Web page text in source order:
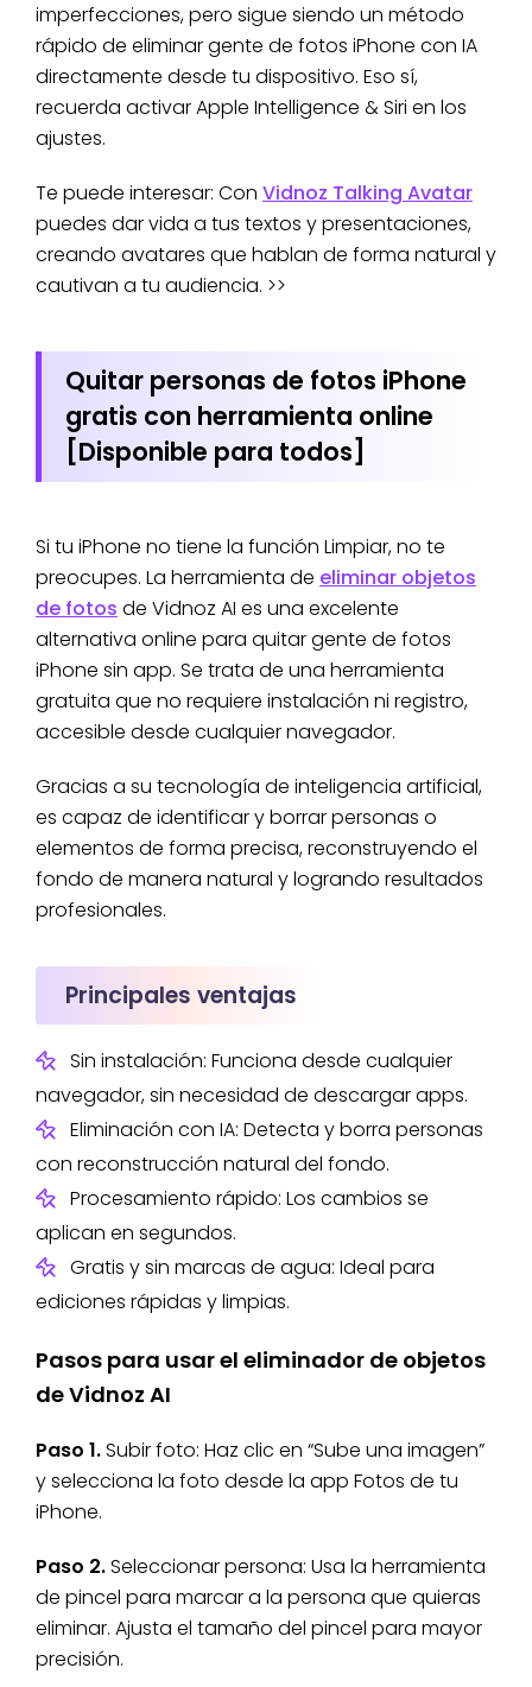
imperfecciones, pero sigue siendo un método
rápido de eliminar gente de fotos iPhone con IA
directamente desde tu dispositivo. Eso sí,
recuerda activar Apple Intelligence & Siri en los
ajustes.
Te puede interesar: Con Vidnoz Talking Avatar
puedes dar vida a tus textos y presentaciones,
creando avatares que hablan de forma natural y
cautivan a tu audiencia. >>
Quitar personas de fotos iPhone
gratis con herramienta online
[Disponible para todos]
Si tu iPhone no tiene la función Limpiar, no te
preocupes. La herramienta de eliminar objetos
de fotos de Vidnoz AI es una excelente
alternativa online para quitar gente de fotos
iPhone sin app. Se trata de una herramienta
gratuita que no requiere instalación ni registro,
accesible desde cualquier navegador.
Gracias a su tecnología de inteligencia artificial,
es capaz de identificar y borrar personas o
elementos de forma precisa, reconstruyendo el
fondo de manera natural y logrando resultados
profesionales.
Principales ventajas
Sin instalación: Funciona desde cualquier
navegador, sin necesidad de descargar apps.
Eliminación con IA: Detecta y borra personas
con reconstrucción natural del fondo.
Procesamiento rápido: Los cambios se
aplican en segundos.
Gratis y sin marcas de agua: Ideal para
ediciones rápidas y limpias.
Pasos para usar el eliminador de objetos
de Vidnoz AI
Paso 1.Subir foto: Haz clic en “Sube una imagen”
y selecciona la foto desde la app Fotos de tu
iPhone.
Paso 2.Seleccionar persona: Usa la herramienta
de pincel para marcar a la persona que quieras
eliminar. Ajusta el tamaño del pincel para mayor
precisión.